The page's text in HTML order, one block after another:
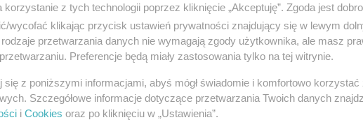
pogorszy notowań złotówki na giełdzie. - Zapewne jest to
brak obniżenia jest brakiem obniżenia. Można powiedzieć, że
korzystanie z tych technologii poprzez kliknięcie „Akceptuję”. Zgoda jest
wycofać klikając przycisk ustawień prywatności znajdujący się w lewym
przetwarzania danych nie wymagają zgody użytkownika, ale masz
Preferencje będą miały zastosowania tylko na tej witrynie.
się z poniższymi informacjami, abyś mógł świadomie i komfortowo
Szczegółowe informacje dotyczące przetwarzania Twoich danych
i Cookies oraz po kliknięciu w „Ustawienia”.